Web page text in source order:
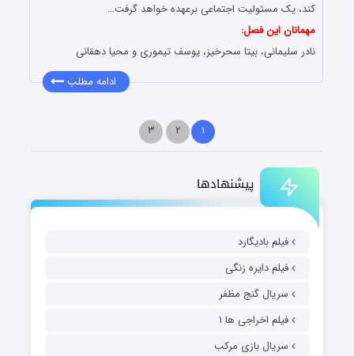
پیشنهادها
فیلم بادیگارد
فیلم دایره زنگی
سریال گنج مظفر
فیلم اخراجی ها ۱
سریال بازی مرکب
کند، یک مسئولیت اجتماعی برعهده خواهد گرفت…
مهمانان این فصل:
نادر سلیمانی، بیتا سحرخیز، یوسف تیموری و محیا دهقانی
ادامه مطلب
۱ ۲ ۳